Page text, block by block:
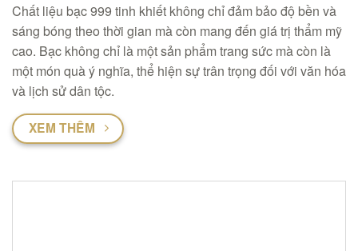
Chất liệu bạc 999 tinh khiết không chỉ đảm bảo độ bền và
sáng bóng theo thời gian mà còn mang đến giá trị thẩm mỹ
cao. Bạc không chỉ là một sản phẩm trang sức mà còn là
một món quà ý nghĩa, thể hiện sự trân trọng đối với văn hóa
và lịch sử dân tộc.
XEM THÊM